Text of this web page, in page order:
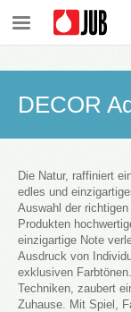
Innenwandfarben und
Dekorative Behandlung von
DECOR Adam - ein Hauch
DECOR
Die Natur, raffiniert
edles und
Auswahl der
Produkten
einzigartige Note
Ausdruck von
exklusiven
Techniken, zaubert
Zuhause. Mit Spiel,